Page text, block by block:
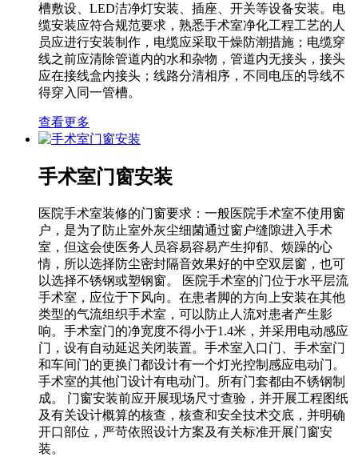
槽敷设、LED洁净灯安装、插座、开关等设备安装。电
缆安装应符合规范要求，熟悉手术室净化工程工艺的人
员应进行安装制作，电缆应采取干燥防潮措施；电缆穿
线之前应清除管道内的水和杂物，管道内无接头，接头
应在接线盒内接头；线路分清相序，不同电压的导线不
得穿入同一管槽。
查看更多
手术室门窗安装
医院手术室装修的门窗要求：一般医院手术室不使用窗
户，是为了防止室外灰尘细菌通过窗户缝隙进入手术
室，但这会使医务人员容易容易产生抑郁、烦躁的心
情，所以选择防尘密封隔音效果好的中空双层窗，也可
以选择不锈钢或塑钢窗。 医院手术室的门位于水平层流
手术室，应位于下风向。在患者脚的方向上安装在其他
类型的气流组织手术室，可以防止人流对患者产生影
响。手术室门的净宽度不得小于1.4米，并采用电动感应
门，设有自动延迟关闭装置。手术室入口门、手术室门
和车间门的更换门都设计有一个灯光控制感应电动门。
手术室的其他门设计有电动门。所有门套都由不锈钢制
成。 门窗安装前应开展现场尺寸查验，并开展工程图纸
及有关设计概算的核查，核查和安全技术交底，并明确
开口部位，严苛依照设计方案及有关标准开展门窗安
装。